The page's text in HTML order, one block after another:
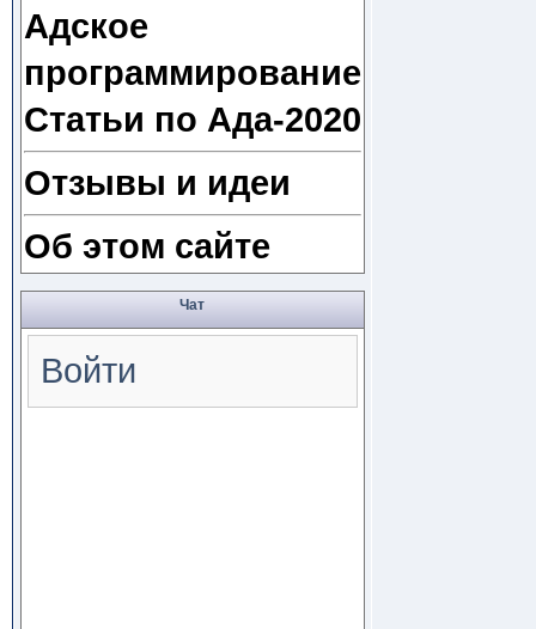
Адское
программирование
Статьи по Ада-2020
Отзывы и идеи
Об этом сайте
Чат
Войти